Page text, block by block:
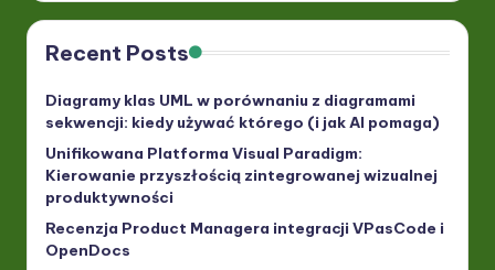
Recent Posts
Diagramy klas UML w porównaniu z diagramami
sekwencji: kiedy używać którego (i jak AI pomaga)
Unifikowana Platforma Visual Paradigm:
Kierowanie przyszłością zintegrowanej wizualnej
produktywności
Recenzja Product Managera integracji VPasCode i
OpenDocs